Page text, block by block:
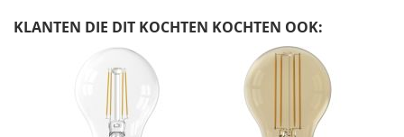
KLANTEN DIE DIT KOCHTEN KOCHTEN OOK: